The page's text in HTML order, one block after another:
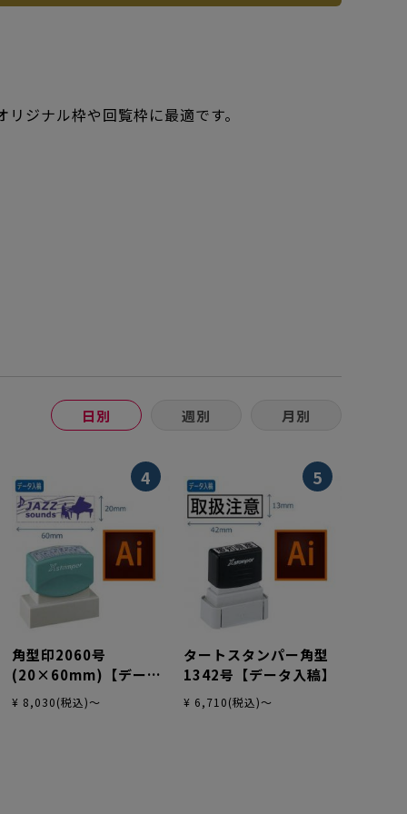
ジナル枠や回覧枠に最適です。
日別 週別 月別
4
角型印2060号
(20×60mm)【データ
入稿】
¥ 8,030(税込)～
5
タートスタンパー角型
1342号【データ入稿】
¥ 6,710(税込)～